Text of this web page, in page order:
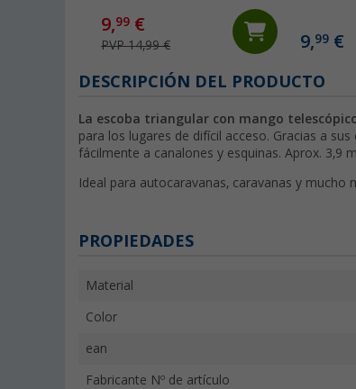
9,99 €
PVP 14,99 € 9,99 €
DESCRIPCIÓN DEL PRODUCTO
La escoba triangular con mango
para los lugares de difícil acceso. Gracias a
fácilmente a canalones y esquinas. Aprox. 3,9
Ideal para autocaravanas, caravanas y
PROPIEDADES
Material
Color
ean
Fabricante Nº de artículo